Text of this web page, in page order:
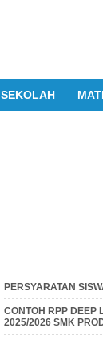
SEKOLAH
PERSYARATAN
CONTOH RPP DEEP
2025/2026 SMK